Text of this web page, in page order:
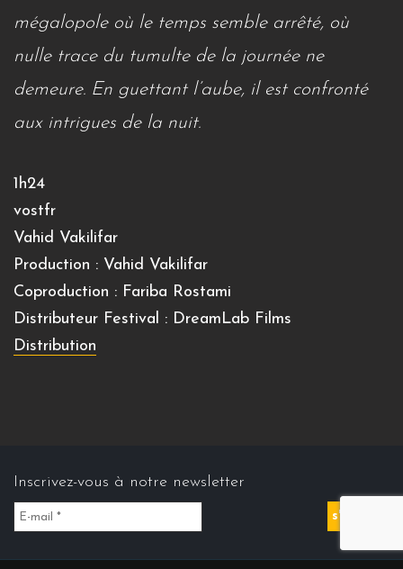
mégalopole où le temps semble arrêté, où
nulle trace du tumulte de la journée ne
demeure. En guettant l’aube, il est confronté
aux intrigues de la nuit.
1h24
vostfr
Vahid Vakilifar
Production : Vahid Vakilifar
Coproduction : Fariba Rostami
Distributeur Festival : DreamLab Films
Distribution
Inscrivez-vous à notre newsletter